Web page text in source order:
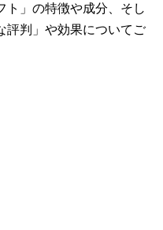
ト」の特徴や成分、そし
評判」や効果についてご